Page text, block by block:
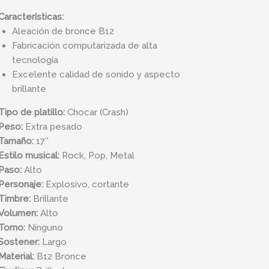
Aleación de bronce B12
Fabricación computarizada de alta
tecnología
Excelente calidad de sonido y aspecto
brillante
de platillo: Chocar (Crash)
Peso: Extra pesado
17″
Estilo musical: Rock, Pop, Metal
Paso: Alto
Personaje: Explosivo, cortante
Brillante
Alto
Ninguno
Largo
Material: B12 Bronce